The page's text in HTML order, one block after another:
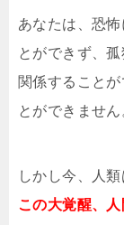
あなたは、恐
とができず、
関係すること
とができませ
しかし今、人
この大覚醒、